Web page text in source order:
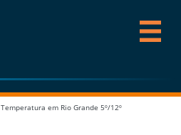
Temperatura em Rio Grande 5º/12º